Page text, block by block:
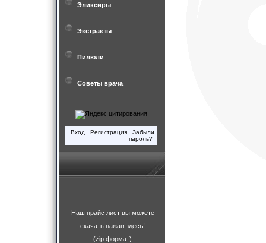
Эликсиры
Экстракты
Пилюли
Советы врача
Вход Регистрация
Забыли
пароль?
Наш прайс лист вы можете
скачать нажав здесь!
(zip формат)